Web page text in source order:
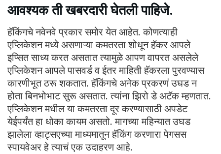
आवश्यक ती खबरदारी घेतली पाहिजे.
हॅकिंगचे नवेनवे प्रकार समोर येत आहेत. कोणत्याही
एप्लिकेशन मध्ये असणाऱ्या कमतरता शोधून हॅकर आपले
इप्सित साध्य करत असतात त्यामुळे आपण वापरत असलेले
एप्लिकेशन आपले पासवर्ड व ईतर माहिती हॅकरला पुरवण्यास
कारणीभूत ठरू शकतात. हॅकिंगचे अनेक प्रकरणं उघड न
होता बिनभोभाट सुरू असतात. त्यांना झिरो डे अटॅक म्हणतात.
एप्लिकेशन मधील या कमतरता दूर करण्यासाठी अपडेट
येईपर्यंत हा धोका कायम असतो. मागच्या महिन्यात उघड
झालेला व्हाट्सएच्या माध्यमातून हॅकिंग करणारा पेगसस
स्पायवेअर हे त्याचं एक उदाहरण आहे.